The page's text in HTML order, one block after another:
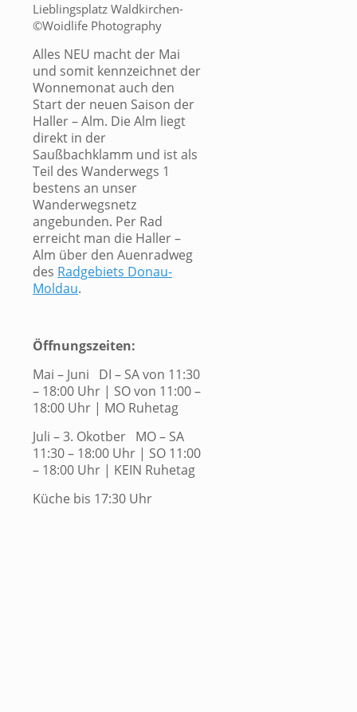
Lieblingsplatz Waldkirchen-
©Woidlife Photography
Alles NEU macht der Mai
und somit kennzeichnet der
Wonnemonat auch den
Start der neuen Saison der
Haller – Alm. Die Alm liegt
direkt in der
Saußbachklamm und ist als
Teil des Wanderwegs 1
bestens an unser
Wanderwegsnetz
angebunden. Per Rad
erreicht man die Haller –
Alm über den Auenradweg
des Radgebiets Donau-
Moldau.
Öffnungszeiten:
Mai – Juni DI – SA von 11:30
– 18:00 Uhr | SO von 11:00 –
18:00 Uhr | MO Ruhetag
Juli – 3. Okotber MO – SA
11:30 – 18:00 Uhr | SO 11:00
– 18:00 Uhr | KEIN Ruhetag
Küche bis 17:30 Uhr